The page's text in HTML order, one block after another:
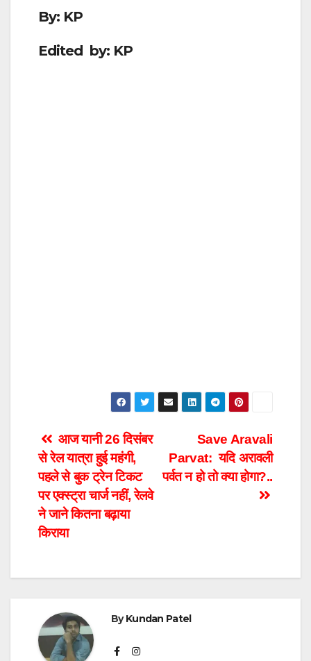
By: KP
Edited by: KP
Post
navigation
Save Aravali
Parvat: यदि अरावली
पर्वत न हो तो क्या होगा?..
आज यानी 26 दिसंबर
से रेल यात्रा हुई महंगी,
पहले से बुक ट्रेन टिकट
पर एक्स्ट्रा चार्ज नहीं, रेलवे
ने जाने कितना बढ़ाया
किराया
ByKundan Patel